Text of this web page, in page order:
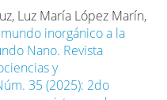
Luz María López Marín,
inorgánico a la
Nano. Revista
y
35 (2025): 2do